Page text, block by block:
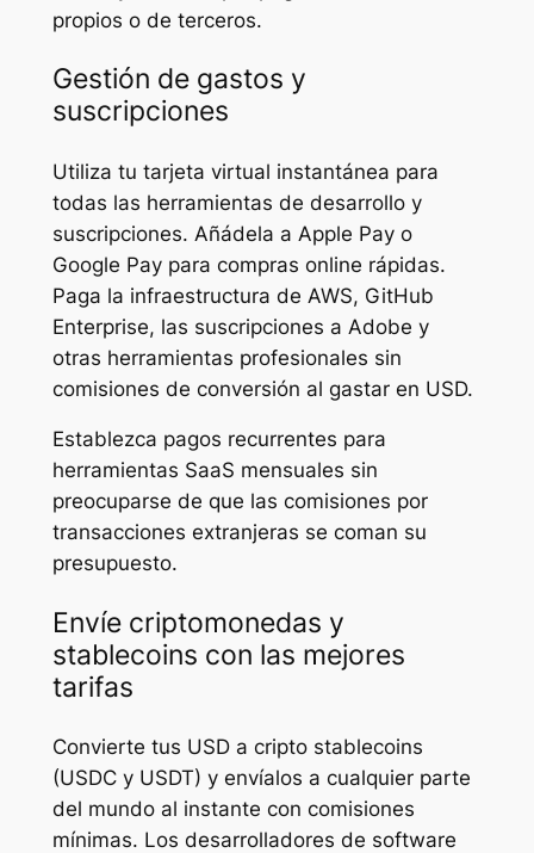
propios o de terceros.
Gestión de gastos y
suscripciones
Utiliza tu tarjeta virtual instantánea para
todas las herramientas de desarrollo y
suscripciones. Añádela a Apple Pay o
Google Pay para compras online rápidas.
Paga la infraestructura de AWS, GitHub
Enterprise, las suscripciones a Adobe y
otras herramientas profesionales sin
comisiones de conversión al gastar en USD.
Establezca pagos recurrentes para
herramientas SaaS mensuales sin
preocuparse de que las comisiones por
transacciones extranjeras se coman su
presupuesto.
Envíe criptomonedas y
stablecoins con las mejores
tarifas
Convierte tus USD a cripto stablecoins
(USDC y USDT) y envíalos a cualquier parte
del mundo al instante con comisiones
mínimas. Los desarrolladores de software